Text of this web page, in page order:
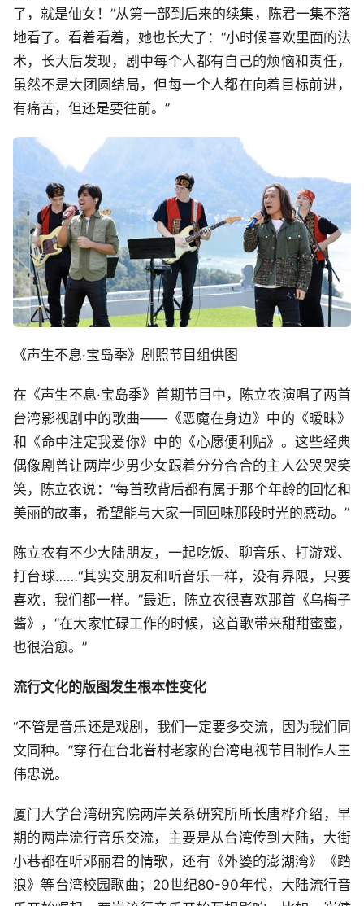
了，就是仙女！”从第一部到后来的续集，陈君一集不落
地看了。看着看着，她也长大了：“小时候喜欢里面的法
术，长大后发现，剧中每个人都有自己的烦恼和责任，
虽然不是大团圆结局，但每一个人都在向着目标前进，
有痛苦，但还是要往前。”
《声生不息·宝岛季》剧照节目组供图
在《声生不息·宝岛季》首期节目中，陈立农演唱了两首
台湾影视剧中的歌曲——《恶魔在身边》中的《暧昧》
和《命中注定我爱你》中的《心愿便利贴》。这些经典
偶像剧曾让两岸少男少女跟着分分合合的主人公哭哭笑
笑，陈立农说：“每首歌背后都有属于那个年龄的回忆和
美丽的故事，希望能与大家一同回味那段时光的感动。”
陈立农有不少大陆朋友，一起吃饭、聊音乐、打游戏、
打台球……“其实交朋友和听音乐一样，没有界限，只要
喜欢，我们都一样。”最近，陈立农很喜欢那首《乌梅子
酱》，“在大家忙碌工作的时候，这首歌带来甜甜蜜蜜，
也很治愈。”
流行文化的版图发生根本性变化
“不管是音乐还是戏剧，我们一定要多交流，因为我们同
文同种。”穿行在台北眷村老家的台湾电视节目制作人王
伟忠说。
厦门大学台湾研究院两岸关系研究所所长唐桦介绍，早
期的两岸流行音乐交流，主要是从台湾传到大陆，大街
小巷都在听邓丽君的情歌，还有《外婆的澎湖湾》《踏
浪》等台湾校园歌曲；20世纪80-90年代，大陆流行音